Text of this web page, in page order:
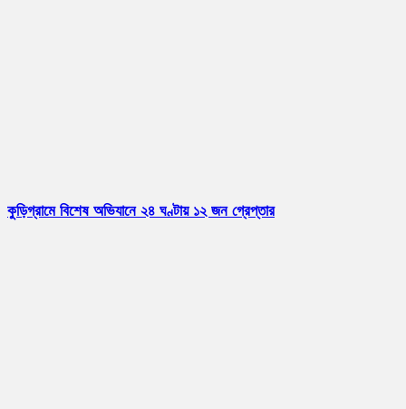
কুড়িগ্রামে বিশেষ অভিযানে ২৪ ঘণ্টায় ১২ জন গ্রেপ্তার